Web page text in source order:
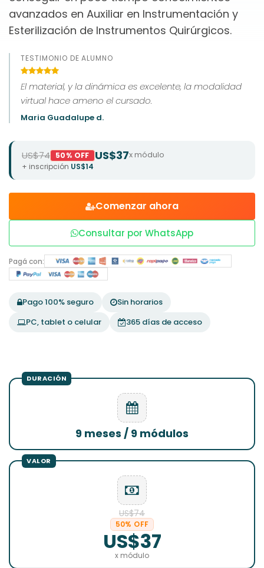
avanzados en Auxiliar en Instrumentación y
Esterilización de Instrumentos Quirúrgicos.
TESTIMONIO DE ALUMNO
El material, y la dinámica es excelente, la modalidad
virtual hace ameno el cursado.
Maria Guadalupe d.
US$74 50% OFF US$37x módulo
+ inscripción US$14
Comenzar ahora
Consultar por WhatsApp
Pagá con:
Pago 100% seguro
Sin horarios
PC, tablet o celular
365 días de acceso
9 meses / 9 módulos
US$74
50% OFF
US$37
x módulo